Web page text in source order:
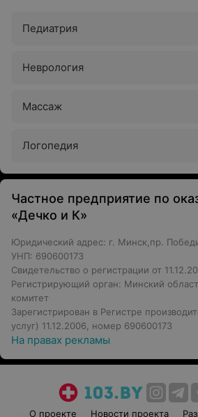
Педиатрия
Неврология
Массаж
Логопедия
Частное предприятие по
«Дечко и К»
Юридический адрес: г. Минск,пр.
УНП: 690600173
Свидетельство о регистрации от
Регистрирующий орган: Минский
комитет
Зарегистрирован в Регистре
услуг) 11.12.2006, номер 690600173
На правах рекламы
О проекте Новости проекта